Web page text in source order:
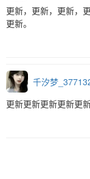
更新，更新，更新，
更新。
千汐梦
更新更新更新更新更